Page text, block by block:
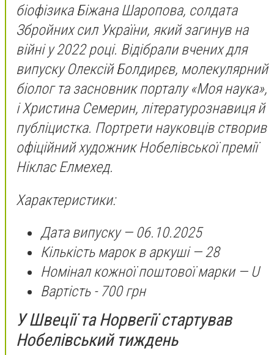
біофізика Біжана Шаропова, солдата
Збройних сил України, який загинув на
війні у 2022 році. Відібрали вчених для
випуску Олексій Болдирєв, молекулярний
біолог та засновник порталу «Моя наука»,
і Христина Семерин, літературознавиця й
публіцистка. Портрети науковців створив
офіційний художник Нобелівської премії
Ніклас Елмехед.
Характеристики:
Дата випуску — 06.10.2025
Кількість марок в аркуші — 28
Номінал кожної поштової марки — U
Вартість - 700 грн
У Швеції та Норвегії стартував
Нобелівський тиждень